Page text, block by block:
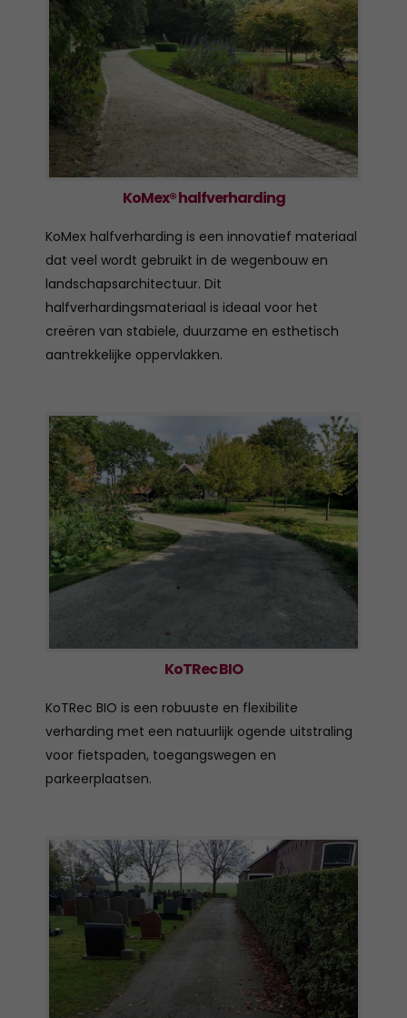
KoMex® halfverharding
KoMex halfverharding is een innovatief materiaal
dat veel wordt gebruikt in de wegenbouw en
landschapsarchitectuur. Dit
halfverhardingsmateriaal is ideaal voor het
creëren van stabiele, duurzame en esthetisch
aantrekkelijke oppervlakken.
KoTRec BIO
KoTRec BIO is een robuuste en flexibilite
verharding met een natuurlijk ogende uitstraling
voor fietspaden, toegangswegen en
parkeerplaatsen.